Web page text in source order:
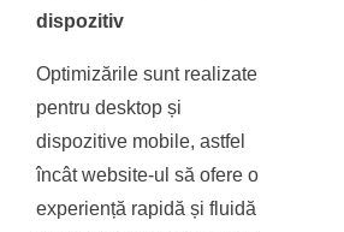
dispozitiv
Optimizările sunt realizate
pentru desktop și
dispozitive mobile, astfel
încât website-ul să ofere o
experiență rapidă și fluidă